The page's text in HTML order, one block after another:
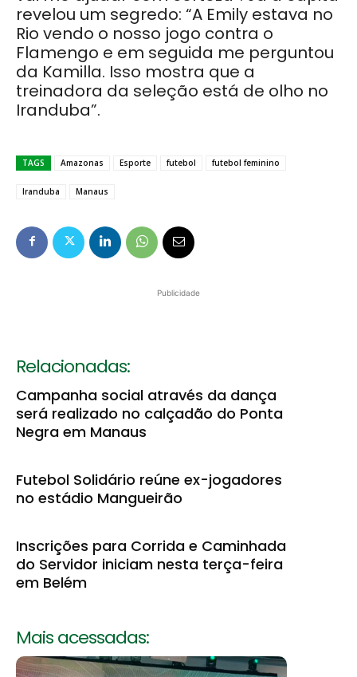
revelou um segredo: “A Emily estava no
Rio vendo o nosso jogo contra o
Flamengo e em seguida me perguntou
da Kamilla. Isso mostra que a
treinadora da seleção está de olho no
Iranduba”.
TAGS Amazonas Esporte futebol futebol feminino
Iranduba Manaus
Publicidade
Relacionadas:
Campanha social através da dança
será realizado no calçadão do Ponta
Negra em Manaus
Futebol Solidário reúne ex-jogadores
no estádio Mangueirão
Inscrições para Corrida e Caminhada
do Servidor iniciam nesta terça-feira
em Belém
Mais acessadas: